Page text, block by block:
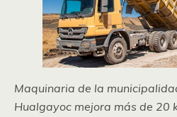
Maquinaria de la
Hualgayoc mejora más de 20